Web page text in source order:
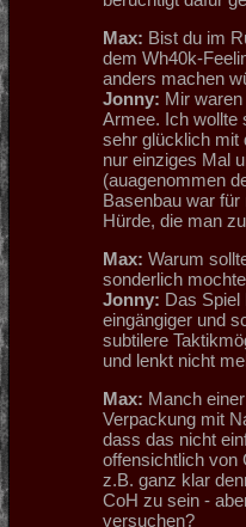
Max: Bist du im
dem Wh40k-
anders machen
Jonny: Mir
Armee. Ich wollte
sehr glücklich mit
nur einziges Mal
(auagenommen
Basenbau war
Hürde, die man
Max: Warum
sonderlich
Jonny: Das Spiel
eingängiger und
subtilere
und lenkt nicht
Max: Manch
Verpackung mit
dass das nicht
offensichtlich von
z.B. ganz klar
CoH zu sein -
versuchen?